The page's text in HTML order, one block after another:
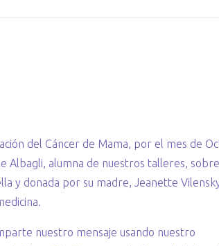
del Cáncer de Mama, por el mes de
Albagli, alumna de nuestros talleres,
y donada por su madre, Jeanette
nuestro mensaje usando nuestro